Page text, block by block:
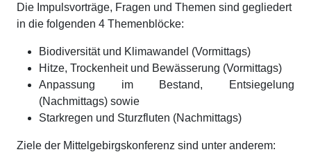
Die Impulsvorträge, Fragen und Themen sind gegliedert
in die folgenden 4 Themenblöcke:
Biodiversität und Klimawandel (Vormittags)
Hitze, Trockenheit und Bewässerung (Vormittags)
Anpassung im Bestand, Entsiegelung
(Nachmittags) sowie
Starkregen und Sturzfluten (Nachmittags)
Ziele der Mittelgebirgskonferenz sind unter anderem: